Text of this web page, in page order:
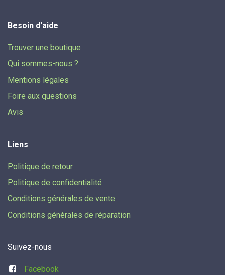
Besoin d'aide
Trouver une boutique
Qui sommes-nous ?
Mentions légales
Foire aux questions
Avis
Liens
Politique de retour
Politique de confidentialité
Conditions générales de vente
Conditions générales de réparation
Suivez-nous
Facebook